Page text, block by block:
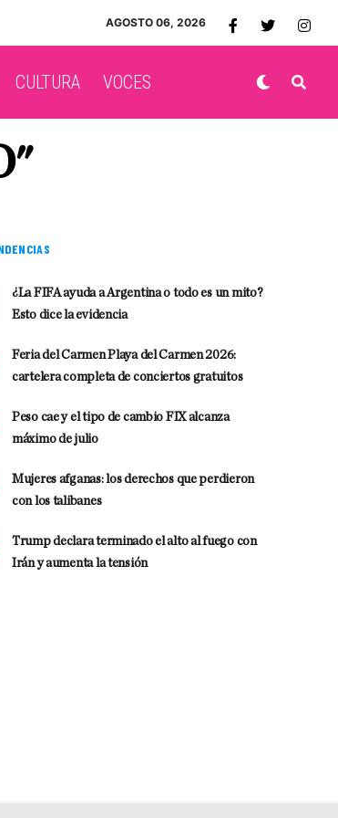
AGOSTO 06, 2026
CULTURA VOCES
¿La FIFA ayuda a Argentina o todo es un mito?
Esto dice la evidencia
Feria del Carmen Playa del Carmen 2026:
cartelera completa de conciertos gratuitos
Peso cae y el tipo de cambio FIX alcanza
máximo de julio
Mujeres afganas: los derechos que perdieron
con los talibanes
Trump declara terminado el alto al fuego con
Irán y aumenta la tensión